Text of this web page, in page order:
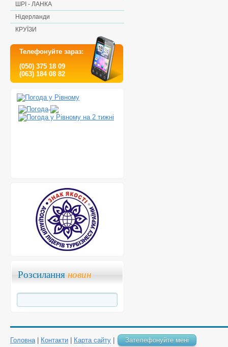
ШРІ - ЛАНКА
Нідерланди
КРУЇЗИ
Телефонуйте зараз:
(050) 375 18 09
(063) 184 08 82
Розсилання новин
Головна| Контакти Карта сайту Зателефонуйте мені